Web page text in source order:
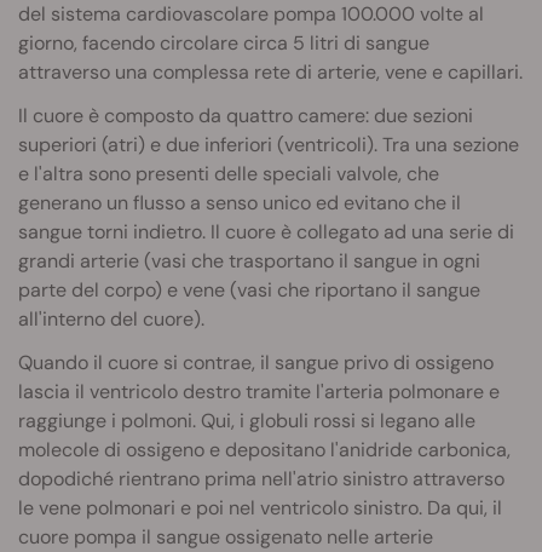
del sistema cardiovascolare pompa 100.000 volte al
giorno, facendo circolare circa 5 litri di sangue
attraverso una complessa rete di arterie, vene e capillari.
Il cuore è composto da quattro camere: due sezioni
superiori (atri) e due inferiori (ventricoli). Tra una sezione
e l'altra sono presenti delle speciali valvole, che
generano un flusso a senso unico ed evitano che il
sangue torni indietro. Il cuore è collegato ad una serie di
grandi arterie (vasi che trasportano il sangue in ogni
parte del corpo) e vene (vasi che riportano il sangue
all'interno del cuore).
Quando il cuore si contrae, il sangue privo di ossigeno
lascia il ventricolo destro tramite l'arteria polmonare e
raggiunge i polmoni. Qui, i globuli rossi si legano alle
molecole di ossigeno e depositano l'anidride carbonica,
dopodiché rientrano prima nell'atrio sinistro attraverso
le vene polmonari e poi nel ventricolo sinistro. Da qui, il
cuore pompa il sangue ossigenato nelle arterie